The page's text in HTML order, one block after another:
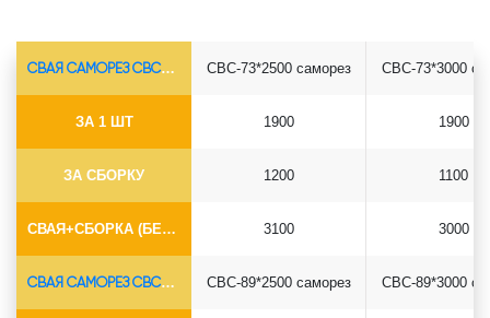
СВАЯ САМОРЕЗ СВС-Ø73*5.5
ЗА 1 ШТ
ЗА СБОРКУ
СВАЯ+СБОРКА (БЕЗ ОГОЛОВКА)
СВС-73*2500 саморез
1900
1200
3100
СВС-73*3000
1900
1100
3000
СВАЯ САМОРЕЗ СВС-Ø89*6.5 СВС-89*2500 саморез СВС-89*3000